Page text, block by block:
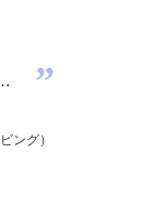
”
ング）